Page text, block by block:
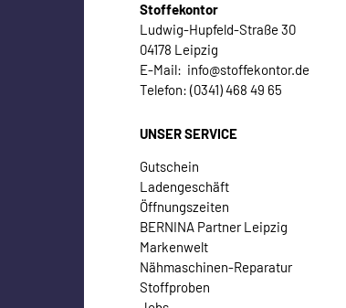
Stoffekontor
Ludwig-Hupfeld-Straße 30
04178 Leipzig
E-Mail: info@stoffekontor.de
Telefon: (0341) 468 49 65
UNSER SERVICE
Gutschein
Ladengeschäft
Öffnungszeiten
BERNINA Partner Leipzig
Markenwelt
Nähmaschinen-Reparatur
Stoffproben